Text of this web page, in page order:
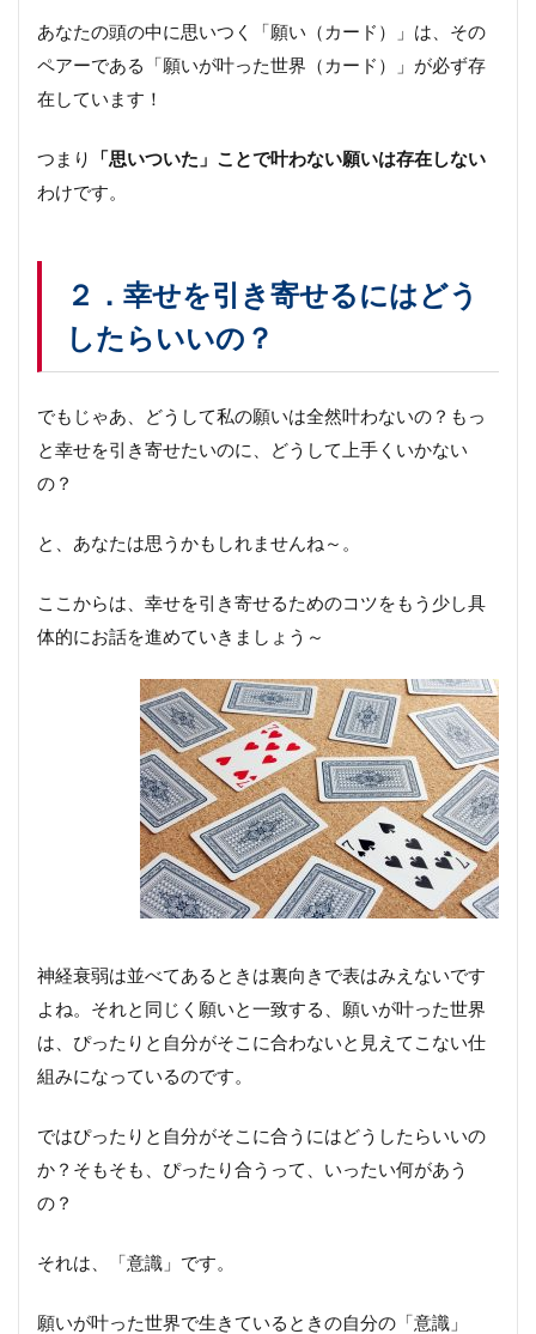
あなたの頭の中に思いつく「願い（カード）」は、その
ペアーである「願いが叶った世界（カード）」が必ず存
在しています！
つまり 「思いついた」ことで叶わない願いは存在しない
わけです。
２．幸せを引き寄せるにはどう
したらいいの？
でもじゃあ、どうして私の願いは全然叶わないの？もっ
と幸せを引き寄せたいのに、どうして上手くいかない
の？
と、あなたは思うかもしれませんね～。
ここからは、幸せを引き寄せるためのコツをもう少し具
体的にお話を進めていきましょう～
神経衰弱は並べてあるときは裏向きで表はみえないです
よね。それと同じく願いと一致する、願いが叶った世界
は、ぴったりと自分がそこに合わないと見えてこない仕
組みになっているのです。
ではぴったりと自分がそこに合うにはどうしたらいいの
か？そもそも、ぴったり合うって、いったい何があう
の？
それは、「意識」です。
願いが叶った世界で生きているときの自分の「意識」